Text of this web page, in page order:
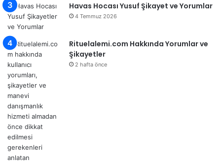
Havas Hocası Yusuf Şikayet ve Yorumlar
4 Temmuz 2026
Rituelalemi.com Hakkında Yorumlar ve
Şikayetler
2 hafta önce